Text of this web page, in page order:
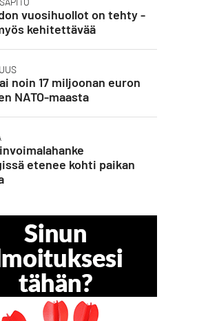
vuosihuollot on tehty -
kehitettävää
noin 17 miljoonan euron
NATO-maasta
etenee kohti paikan